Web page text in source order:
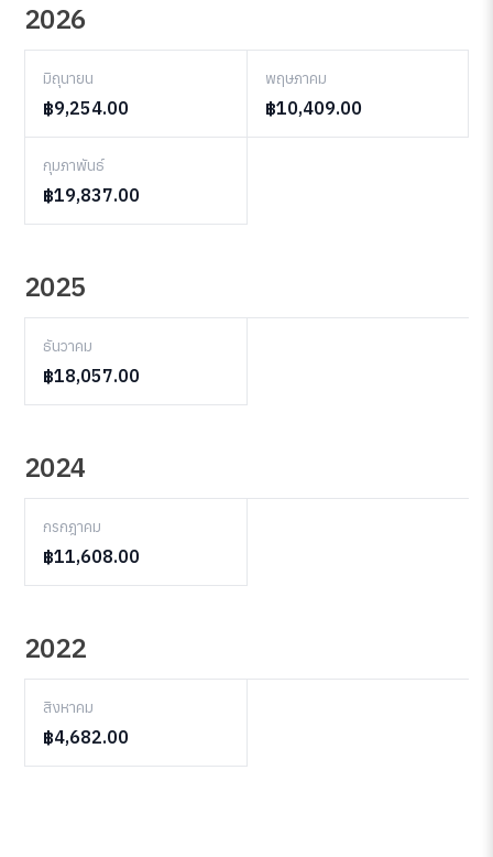
2026
มิถุนายน
฿9,254.00
พฤษภาคม
฿10,409.00
กุมภาพันธ์
฿19,837.00
2025
ธันวาคม
฿18,057.00
2024
กรกฎาคม
฿11,608.00
2022
สิงหาคม
฿4,682.00